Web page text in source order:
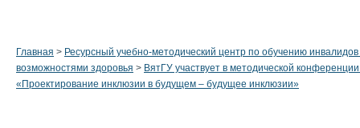
Главная > Ресурсный учебно-методический центр по обучению
возможностями здоровья > ВятГУ участвует в методической
«Проектирование инклюзии в будущем – будущее инклюзии»